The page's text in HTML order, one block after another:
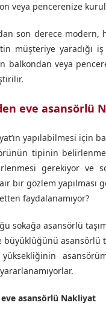
veya pencerenize
son derece
müşteriye yaradığı
balkondan veya
eve asansörlü
yapılabilmesi için
tipinin
gerekiyor ve
bir gözlem yapılması
faydalanamıyor?
sokağa asansörlü
büyüklüğünü
yüksekliğinin
asansörlü Nakliyat